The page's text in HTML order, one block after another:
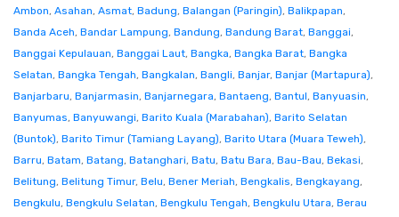
Ambon, Asahan, Asmat, Badung, Balangan (Paringin), Balikpapan,
Banda Aceh, Bandar Lampung, Bandung, Bandung Barat, Banggai,
Banggai Kepulauan, Banggai Laut, Bangka, Bangka Barat, Bangka
Selatan, Bangka Tengah, Bangkalan, Bangli, Banjar, Banjar (Martapura),
Banjarbaru, Banjarmasin, Banjarnegara, Bantaeng, Bantul, Banyuasin,
Banyumas, Banyuwangi, Barito Kuala (Marabahan), Barito Selatan
(Buntok), Barito Timur (Tamiang Layang), Barito Utara (Muara Teweh),
Barru, Batam, Batang, Batanghari, Batu, Batu Bara, Bau-Bau, Bekasi,
Belitung, Belitung Timur, Belu, Bener Meriah, Bengkalis, Bengkayang,
Bengkulu, Bengkulu Selatan, Bengkulu Tengah, Bengkulu Utara, Berau